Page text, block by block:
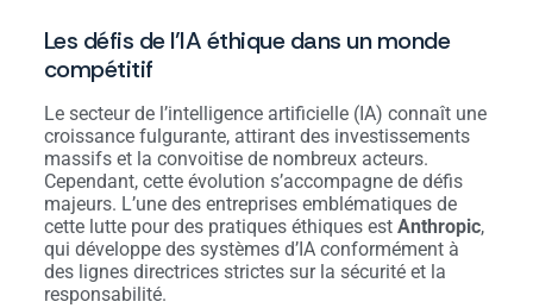
Les défis de l’IA éthique dans un monde
compétitif
Le secteur de l’intelligence artificielle (IA) connaît une
croissance fulgurante, attirant des investissements
massifs et la convoitise de nombreux acteurs.
Cependant, cette évolution s’accompagne de défis
majeurs. L’une des entreprises emblématiques de
cette lutte pour des pratiques éthiques est Anthropic,
qui développe des systèmes d’IA conformément à
des lignes directrices strictes sur la sécurité et la
responsabilité.